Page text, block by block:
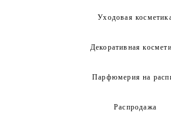
Уходовая
Декоративная
Парфюмерия на
Распродажа